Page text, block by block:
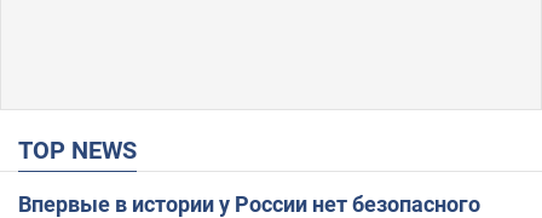
TOP NEWS
Впервые в истории у России нет безопасного